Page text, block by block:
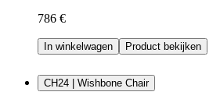
786 €
In winkelwagen Product bekijken
CH24 | Wishbone Chair